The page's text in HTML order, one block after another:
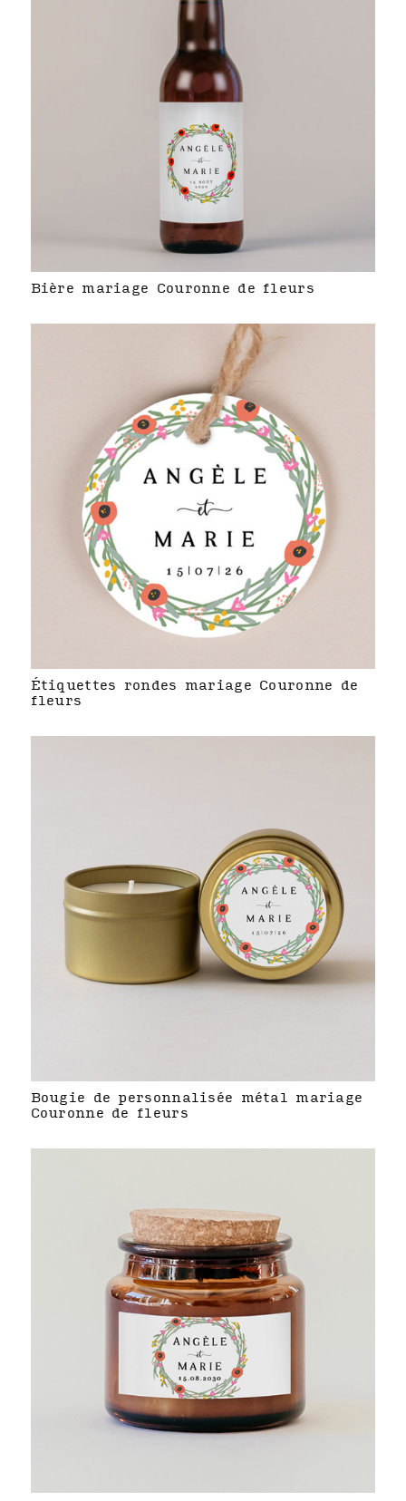
Bière mariage Couronne de fleurs
Étiquettes rondes mariage Couronne de
fleurs
Bougie de personnalisée métal mariage
Couronne de fleurs